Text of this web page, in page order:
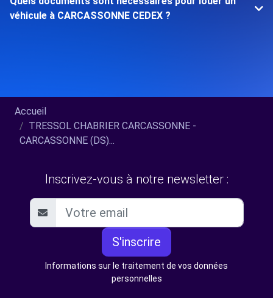
véhicule à CARCASSONNE CEDEX ?
Accueil
TRESSOL CHABRIER CARCASSONNE -
CARCASSONNE (DS)...
Inscrivez-vous à notre newsletter :
S'inscrire
Informations sur le traitement de vos données
personnelles